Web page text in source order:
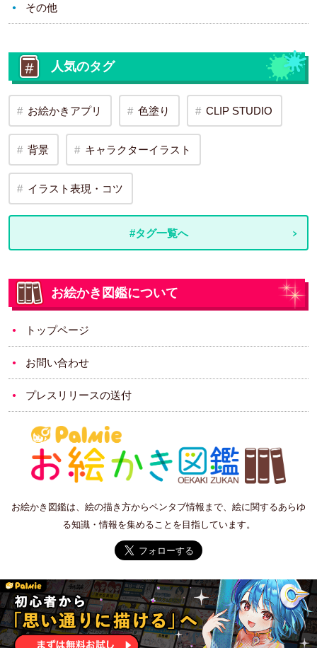
その他
人気のタグ
お絵かきアプリ 色塗り CLIP STUDIO
背景 キャラクターイラスト
イラスト表現・コツ
#タグ一覧へ
お絵かき図鑑について
トップページ
お問い合わせ
プレスリリースの送付
お絵かき図鑑は、絵の描き方からペンタブ情報まで、絵に関するあらゆ
る知識・情報を集めることを目指しています。